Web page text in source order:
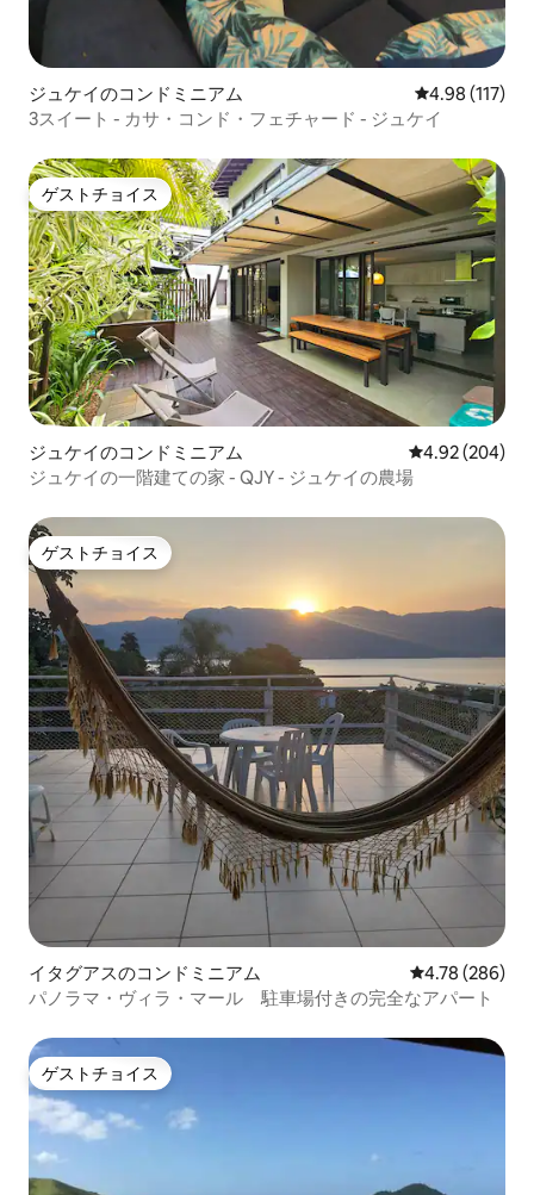
ジュケイのコンドミニアム レビュー117
4.98 (117)
3スイート - カサ・コンド・フェチャード - ジュケイ
ゲストチョイス
ゲストチョイス
ジュケイのコンドミニアム レビュー204
4.92 (204)
ジュケイの一階建ての家 - QJY - ジュケイの農場
ゲストチョイス
ゲストチョイス
イタグアスのコンドミニアム レビュー286
4.78 (286)
パノラマ・ヴィラ・マール 駐車場付きの完全なアパート
ゲストチョイス
ゲストチョイス